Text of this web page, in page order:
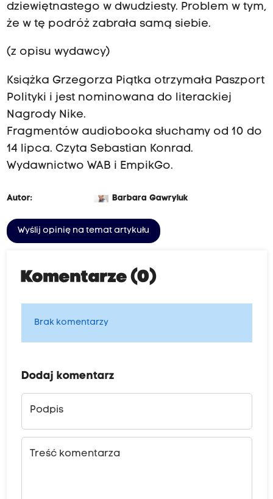
dziewiętnastego w dwudziesty. Problem w tym,
że w tę podróż zabrała samą siebie.
(z opisu wydawcy)
Książka Grzegorza Piątka otrzymała Paszport
Polityki i jest nominowana do literackiej
Nagrody Nike.
Fragmentów audiobooka słuchamy od 10 do
14 lipca. Czyta Sebastian Konrad.
Wydawnictwo WAB i EmpikGo.
Autor: Barbara Gawryluk
Wyślij opinię na temat artykułu
Komentarze (0)
Brak komentarzy
Dodaj komentarz
Podpis
Treść komentarza